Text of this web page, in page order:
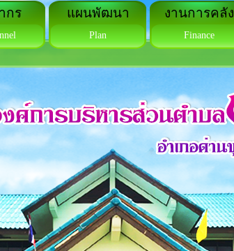
กร แผนพัฒนา
Plan
งานการคลัง
Finance